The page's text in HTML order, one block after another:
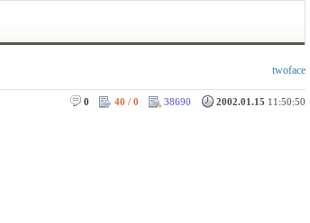
twoface
2002.01.15 11:50:50
38690
40 / 0
0